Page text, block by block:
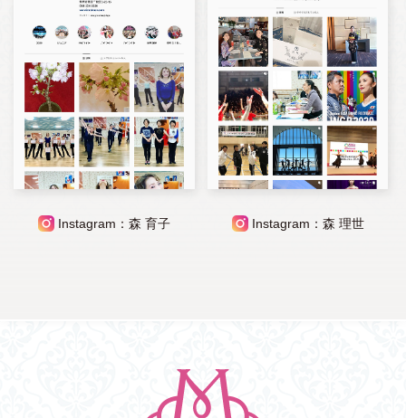
Instagram：森 育子 Instagram：森 理世